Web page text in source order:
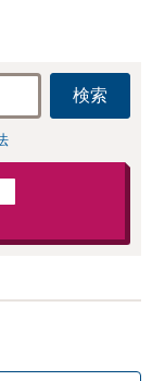
確に読み取り
す。【東京都在
外の方も対
検索